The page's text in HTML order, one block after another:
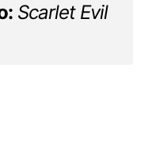
Scarlet Evil